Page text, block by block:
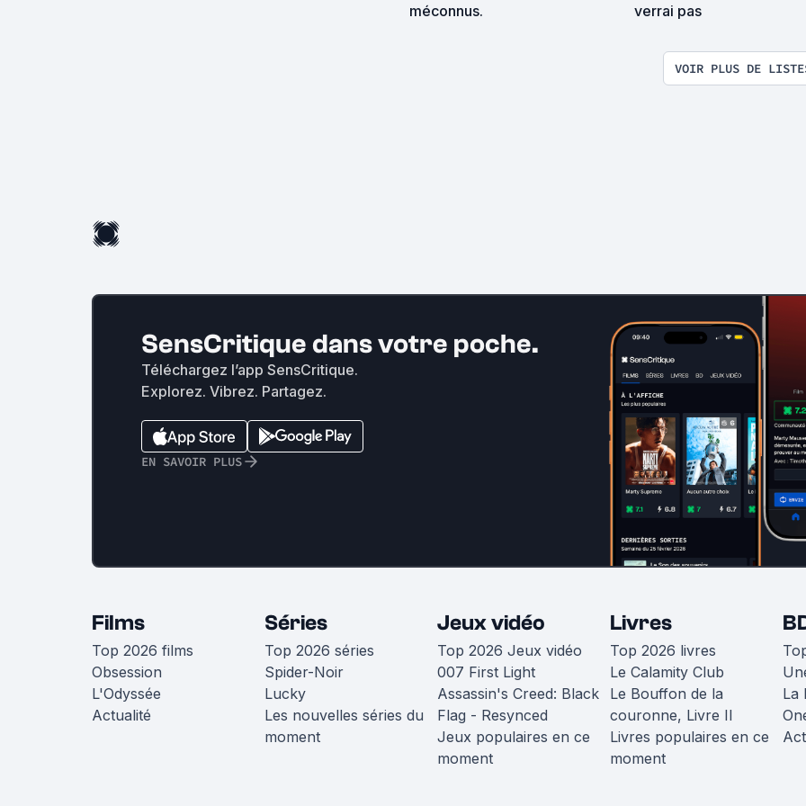
méconnus. verrai pas
VOIR PLUS DE
SensCritique dans votre poche.
Téléchargez l’app SensCritique.
Explorez. Vibrez. Partagez.
EN SAVOIR PLUS
Films
Top 2026 films
Obsession
L'Odyssée
Actualité
Séries
Top 2026 séries
Spider-Noir
Lucky
Les nouvelles séries du
moment
Jeux vidéo
Top 2026 Jeux vidéo
007 First Light
Assassin's Creed: Black
Flag - Resynced
Jeux populaires en ce
moment
Livres
Top 2026 livres
Le Calamity Club
Le Bouffon de la
couronne, Livre II
Livres populaires en ce
moment
La